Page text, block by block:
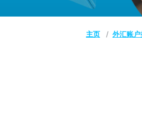
主页 外汇账户